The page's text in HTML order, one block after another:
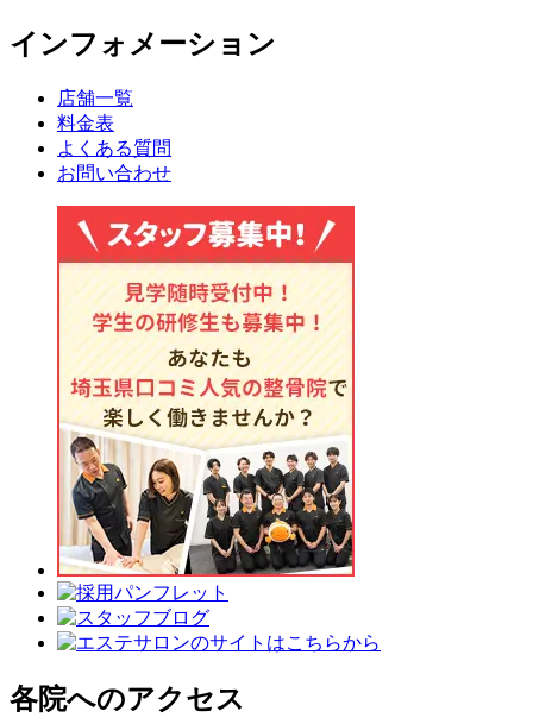
インフォメーション
店舗一覧
料金表
よくある質問
お問い合わせ
各院へのアクセス